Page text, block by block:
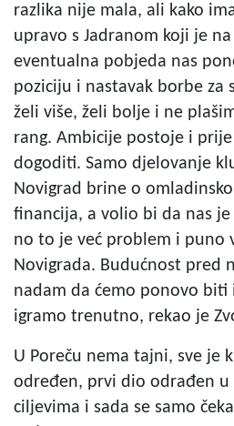
razlika nije mala, ali kako
upravo s Jadranom koji je
eventualna pobjeda nas
poziciju i nastavak borbe za
želi više, želi bolje i ne
rang. Ambicije postoje i
dogoditi. Samo djelovanje
Novigrad brine o
financija, a volio bi da nas
no to je već problem i puno
Novigrada. Budućnost pred
nadam da ćemo ponovo biti
igramo trenutno, rekao je
U Poreču nema tajni, sve je
određen, prvi dio odrađen u
ciljevima i sada se samo